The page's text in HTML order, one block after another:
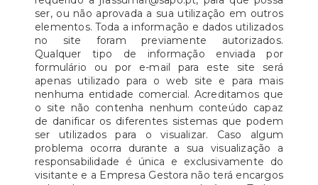
ser, ou não aprovada a sua utilização em outros
elementos. Toda a informação e dados utilizados
no site foram previamente autorizados.
Qualquer tipo de informação enviada por
formulário ou por e-mail para este site será
apenas utilizado para o web site e para mais
nenhuma entidade comercial. Acreditamos que
o site não contenha nenhum conteúdo capaz
de danificar os diferentes sistemas que podem
ser utilizados para o visualizar. Caso algum
problema ocorra durante a sua visualização a
responsabilidade é única e exclusivamente do
visitante e a Empresa Gestora não terá encargos